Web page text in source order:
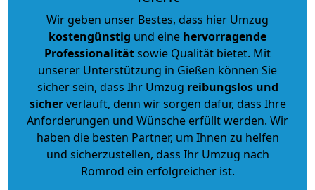
Wir geben unser Bestes, dass hier Umzug
kostengünstig und eine hervorragende
Professionalitätsowie Qualität bietet. Mit
unserer Unterstützung in Gießen können Sie
sicher sein, dass Ihr Umzug reibungslos und
sicherverläuft, denn wir sorgen dafür, dass Ihre
Anforderungen und Wünsche erfüllt werden. Wir
haben die besten Partner, um Ihnen zu helfen
und sicherzustellen, dass Ihr Umzug nach
Romrod ein erfolgreicher ist.